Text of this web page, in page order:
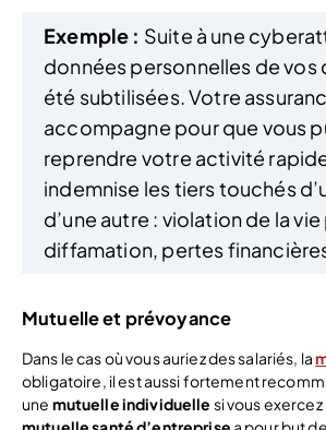
Exemple : Suite à une
données personnelles de vos
été subtilisées. Votre
accompagne pour que vous
reprendre votre activité
indemnise les tiers touchés
d’une autre : violation de la vie
diffamation, pertes financières
Mutuelle et prévoyance
Dans le cas où vous auriez des salariés, la
obligatoire, il est aussi fortement
une mutuelle individuelle si vous exercez